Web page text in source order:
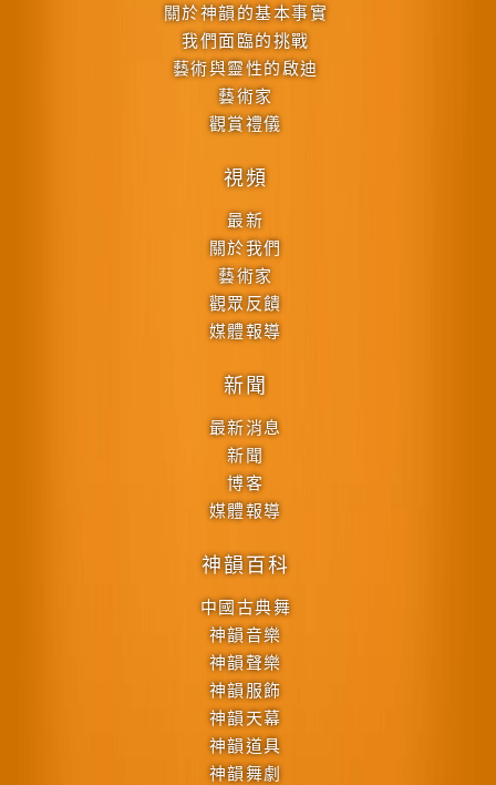
關於神韻的基本事實
我們面臨的挑戰
藝術與靈性的啟迪
藝術家
觀賞禮儀
視頻
最新
關於我們
藝術家
觀眾反饋
媒體報導
新聞
最新消息
新聞
博客
媒體報導
神韻百科
中國古典舞
神韻音樂
神韻聲樂
神韻服飾
神韻天幕
神韻道具
神韻舞劇